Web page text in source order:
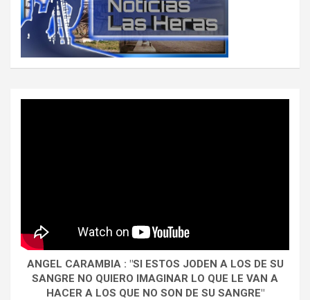
ANGEL CARAMBIA : "SI ESTOS JODEN A LOS DE SU
SANGRE NO QUIERO IMAGINAR LO QUE LE VAN A
HACER A LOS QUE NO SON DE SU SANGRE"